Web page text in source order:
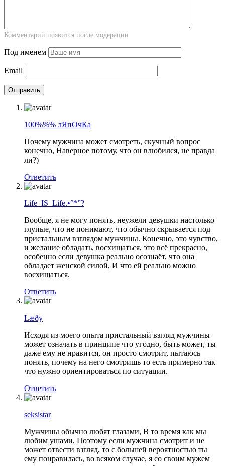
Комментарий появится после модерации
Под именем
Email
100%%% лЯпОчКа
Почему мужчина может смотреть, скучный вопрос
конечно, Наверное потому, что он влюбился, не правда
ли?)
Ответить
Life_IS_Life.•°*”?
Вообще, я не могу понять, неужели девушки настолько
глупые, что не понимают, что обычно скрывается под
пристальным взглядом мужчины. Конечно, это чувство,
и желание обладать, восхищаться, это всё прекрасно,
особенно если девушка реально осознаёт, что она
обладает женской силой, И что ей реально можно
восхищаться.
Ответить
Læðy
Исходя из моего опыта пристальный взгляд мужчины
может означать в принципе что угодно, быть может, ты
даже ему не нравится, он просто смотрит, пытаюсь
понять, почему на него смотришь то есть примерно так
что нужно ориентироваться по ситуации.
Ответить
seksistar
Мужчины обычно любят глазами, В то время как мы
любим ушами, Поэтому если мужчина смотрит и не
может отвести взгляд, то с большей вероятностью ты
ему понравилась, во всяком случае, я со своим мужем